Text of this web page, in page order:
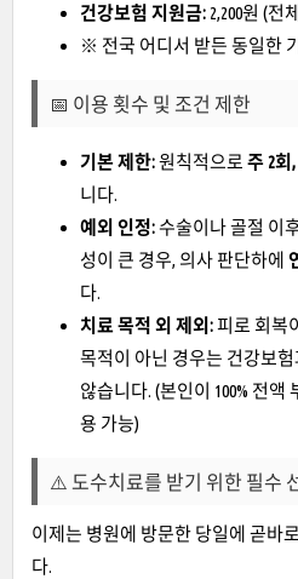
건강보험 지원금: 2,200원 (전
※ 전국 어디서 받든 동일한
📅 이용 횟수 및 조건 제한
기본 제한:원칙적으로 주 2회
니다.
예외 인정:수술이나 골절 이
성이 큰 경우, 의사 판단하에
다.
치료 목적 외 제외:피로 회복
목적이 아닌 경우는 건강보
않습니다. (본인이 100% 전액
용 가능)
⚠️ 도수치료를 받기 위한 필수
이제는 병원에 방문한 당일에 곧바
다.